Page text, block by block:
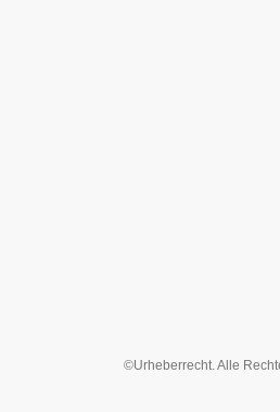
©Urheberrecht. Alle